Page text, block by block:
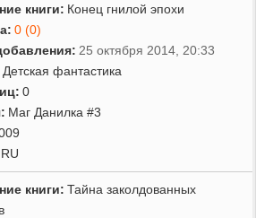
книги: Конец гнилой эпохи
0 (0)
25 октября 2014, 20:33
Детская фантастика
0
Маг Данилка #3
RU
книги: Тайна заколдованных